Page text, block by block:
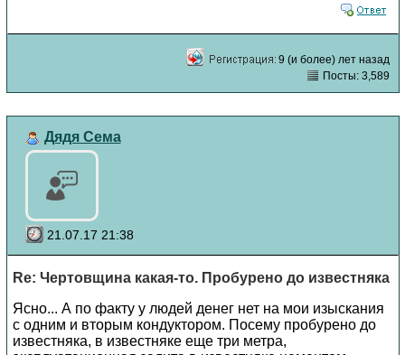
9 (и более) лет назад
Посты: 3,589
Дядя Сема
21.07.17 21:38
Re: Чертовщина какая-то. Пробурено до известняка
Ясно... А по факту у людей денег нет на мои изыскания
с одним и вторым кондуктором. Посему пробурено до
известняка, в известняке еще три метра,